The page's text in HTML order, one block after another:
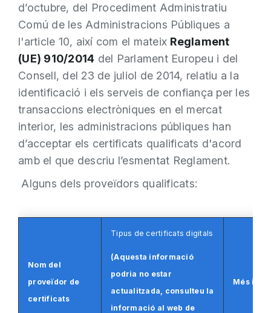
d’octubre, del Procediment Administratiu
Comú de les Administracions Públiques a
l'article 10, així com el mateix Reglament
(UE) 910/2014 del Parlament Europeu i del
Consell, del 23 de juliol de 2014, relatiu a la
identificació i els serveis de confiança per les
transaccions electròniques en el mercat
interior, les administracions públiques han
d’acceptar els certificats qualificats d'acord
amb el que descriu l’esmentat Reglament.
Alguns dels proveïdors qualificats:
Nom del
proveïdor de
certificats
Tipus de certificats digitals
(Aquesta informació
podria no estar
actualitzada, consulteu la
informació al web de
Més